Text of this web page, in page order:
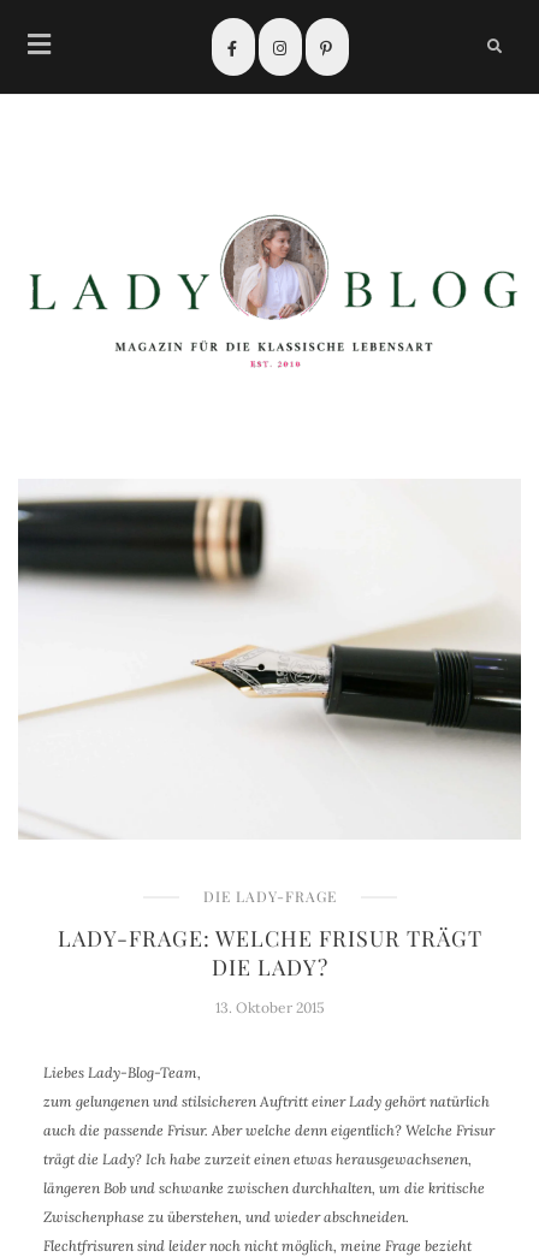
DIE LADY-FRAGE
LADY-FRAGE: WELCHE FRISUR TRÄGT
DIE LADY?
13. Oktober 2015
Liebes Lady-Blog-Team,
zum gelungenen und stilsicheren Auftritt einer Lady gehört natürlich
auch die passende Frisur. Aber welche denn eigentlich? Welche Frisur
trägt die Lady? Ich habe zurzeit einen etwas herausgewachsenen,
längeren Bob und schwanke zwischen durchhalten, um die kritische
Zwischenphase zu überstehen, und wieder abschneiden.
Flechtfrisuren sind leider noch nicht möglich, meine Frage bezieht